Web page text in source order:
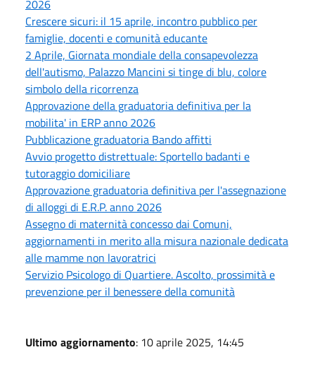
2026
Crescere sicuri: il 15 aprile, incontro pubblico per
famiglie, docenti e comunità educante
2 Aprile, Giornata mondiale della consapevolezza
dell'autismo, Palazzo Mancini si tinge di blu, colore
simbolo della ricorrenza
Approvazione della graduatoria definitiva per la
mobilita' in ERP anno 2026
Pubblicazione graduatoria Bando affitti
Avvio progetto distrettuale: Sportello badanti e
tutoraggio domiciliare
Approvazione graduatoria definitiva per l'assegnazione
di alloggi di E.R.P. anno 2026
Assegno di maternità concesso dai Comuni,
aggiornamenti in merito alla misura nazionale dedicata
alle mamme non lavoratrici
Servizio Psicologo di Quartiere. Ascolto, prossimità e
prevenzione per il benessere della comunità
Ultimo aggiornamento: 10 aprile 2025, 14:45